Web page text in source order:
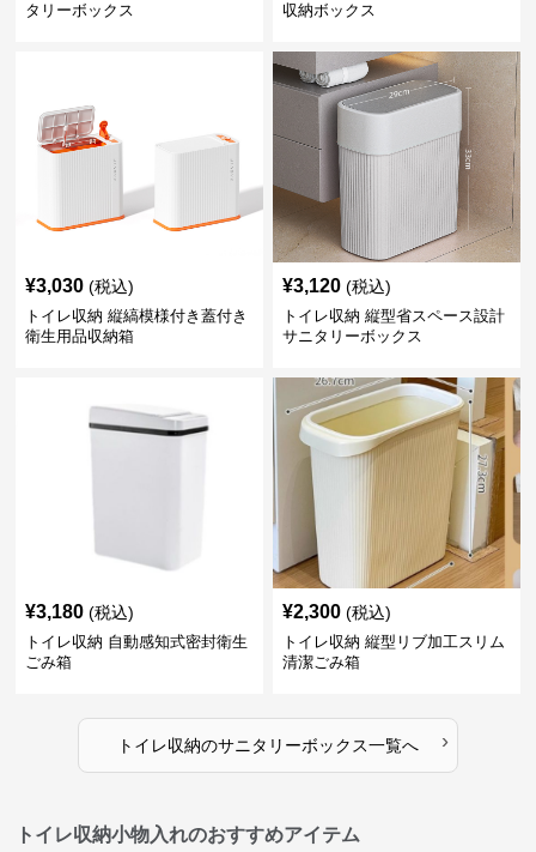
タリーボックス
収納ボックス
¥3,030 (税込)
トイレ収納 縦縞模様付き蓋付き
衛生用品収納箱
¥3,120 (税込)
トイレ収納 縦型省スペース設計
サニタリーボックス
¥3,180 (税込)
トイレ収納 自動感知式密封衛生
ごみ箱
¥2,300 (税込)
トイレ収納 縦型リブ加工スリム
清潔ごみ箱
トイレ収納のサニタリーボックス一覧へ ›
トイレ収納小物入れのおすすめアイテム